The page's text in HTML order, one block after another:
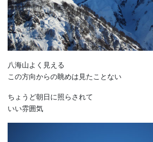
八海山よく見える
この方向からの眺めは見たことない
ちょうど朝日に照らされて
いい雰囲気